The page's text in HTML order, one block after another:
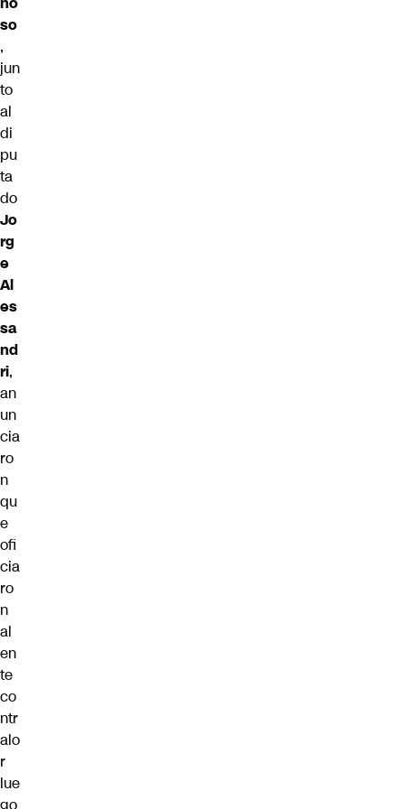
so
,
jun
to
al
di
pu
ta
do
Jo
rg
e
Al
es
sa
nd
ri,
an
un
cia
ro
n
qu
e
ofi
cia
ro
n
al
en
te
co
ntr
alo
r
lue
go